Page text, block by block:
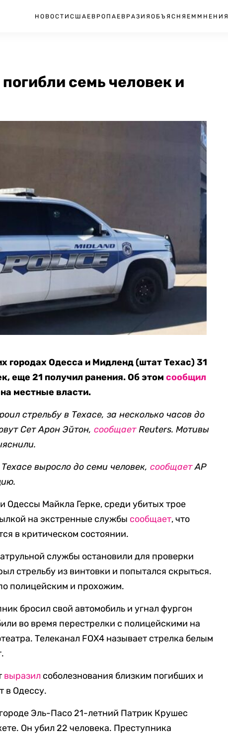
НОВОСТИ США ЕВРОПА ЕВРАЗИЯ ОБЪЯСНЯЕМ МНЕНИЯ
семь человек и
городах Одесса и Мидленд (штат Техас) 31
еще 21 получил ранения. Об этомсообщил
местные власти.
стрельбу в Техасе, за несколько часов до
Сет Арон Эйтон,сообщаетReuters. Мотивы
выросло до семи человек,сообщаетAP
Одессы Майкла Герке, среди убитых трое
на экстренные службы сообщает, что
в критическом состоянии.
службы остановили для проверки
стрельбу из винтовки и попытался скрыться.
полицейским и прохожим.
бросил свой автомобиль и угнал фургон
во время перестрелки с полицейскими на
Телеканал FOX4 называет стрелка белым
выразил соболезнования близким погибших и
в Одессу.
Эль-Пасо 21-летний Патрик Крушес
Он убил 22 человека. Преступника